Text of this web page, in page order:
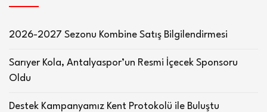
2026-2027 Sezonu Kombine Satış Bilgilendirmesi
Sarıyer Kola, Antalyaspor’un Resmi İçecek Sponsoru
Oldu
Destek Kampanyamız Kent Protokolü ile Buluştu